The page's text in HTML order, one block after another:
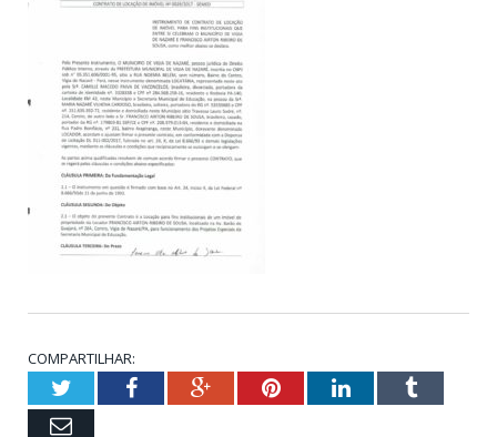
COMPARTILHAR:
TwitterFacebookGoogle+PinterestLinkedInTumblr
Email